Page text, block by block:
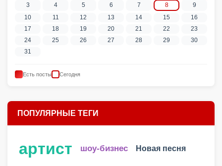
3
4 5 6 7 8
9
10
11 12 13 14 15
16
17
18 19 20 21 22
23
24
25 26 27 28 29
30
31
Есть посты Сегодня
ПОПУЛЯРНЫЕ ТЕГИ
артист шоу-бизнес Новая песня